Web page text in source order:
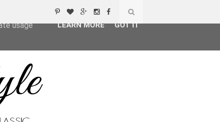
agent
usage
LEARN MORE GOT IT